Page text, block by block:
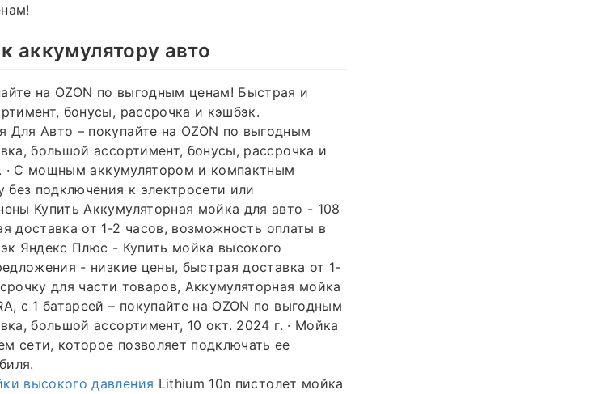
аккумулятору авто
на OZON по выгодным ценам! Быстрая и
бонусы, рассрочка и кэшбэк.
Авто – покупайте на OZON по выгодным
большой ассортимент, бонусы, рассрочка и
· С мощным аккумулятором и компактным
подключения к электросети или
Купить Аккумуляторная мойка для авто - 108
доставка от 1-2 часов, возможность оплаты в
Яндекс Плюс - Купить мойка высокого
- низкие цены, быстрая доставка от 1-
для части товаров, Аккумуляторная мойка
с 1 батареей – покупайте на OZON по выгодным
большой ассортимент, 10 окт. 2024 г. · Мойка
сети, которое позволяет подключать ее
высокого давления Lithium 10n пистолет мойка